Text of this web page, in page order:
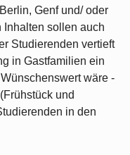
Genf und/ oder
Inhalten sollen auch
Studierenden vertieft
in Gastfamilien ein
wäre -
und
in den